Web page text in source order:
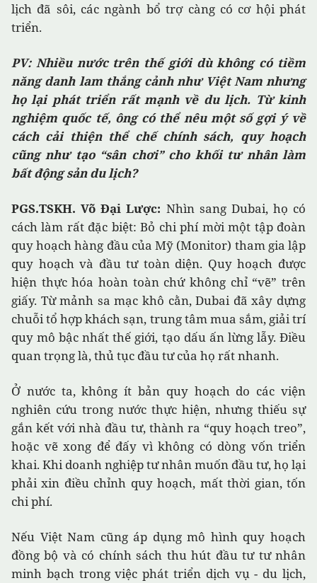
lịch đã sôi, các ngành bổ trợ càng có cơ hội phát
triển.
PV: Nhiều nước trên thế giới dù không có tiềm
năng danh lam thắng cảnh như Việt Nam nhưng
họ lại phát triển rất mạnh về du lịch. Từ kinh
nghiệm quốc tế, ông có thể nêu một số gợi ý về
cách cải thiện thể chế chính sách, quy hoạch
cũng như tạo “sân chơi” cho khối tư nhân làm
bất động sản du lịch?
PGS.TSKH. Võ Đại Lược: Nhìn sang Dubai, họ có
cách làm rất đặc biệt: Bỏ chi phí mời một tập đoàn
quy hoạch hàng đầu của Mỹ (Monitor) tham gia lập
quy hoạch và đầu tư toàn diện. Quy hoạch được
hiện thực hóa hoàn toàn chứ không chỉ “vẽ” trên
giấy. Từ mảnh sa mạc khô cằn, Dubai đã xây dựng
chuỗi tổ hợp khách sạn, trung tâm mua sắm, giải trí
quy mô bậc nhất thế giới, tạo dấu ấn lừng lẫy. Điều
quan trọng là, thủ tục đầu tư của họ rất nhanh.
Ở nước ta, không ít bản quy hoạch do các viện
nghiên cứu trong nước thực hiện, nhưng thiếu sự
gắn kết với nhà đầu tư, thành ra “quy hoạch treo”,
hoặc vẽ xong để đấy vì không có dòng vốn triển
khai. Khi doanh nghiệp tư nhân muốn đầu tư, họ lại
phải xin điều chỉnh quy hoạch, mất thời gian, tốn
chi phí.
Nếu Việt Nam cũng áp dụng mô hình quy hoạch
đồng bộ và có chính sách thu hút đầu tư tư nhân
minh bạch trong việc phát triển dịch vụ - du lịch,